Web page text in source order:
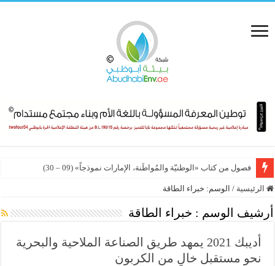
فصول من كتاب «الوطنيّة والمُواطَنة، الإمارات نموذجاً» (09 – 30)
الرئيسية / الوسم: خبراء الطاقة
أرشيف الوسم : خبراء الطاقة
أديبك 2021 يمهد طريق الصناعة الملاحية والبحرية
نحو مستقبل خالٍ من الكربون